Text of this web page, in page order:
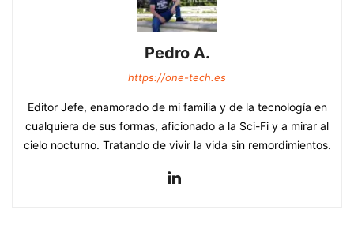
Pedro A.
https://one-tech.es
Editor Jefe, enamorado de mi familia y de la tecnología en
cualquiera de sus formas, aficionado a la Sci-Fi y a mirar al
cielo nocturno. Tratando de vivir la vida sin remordimientos.